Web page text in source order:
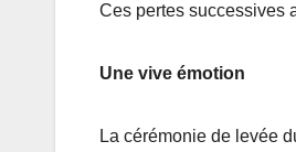
Ces pertes successives
Une vive émotion
La cérémonie de levée